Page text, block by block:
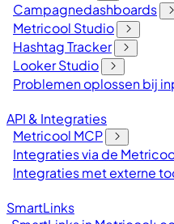
Campagnedashboards
Metricool Studio
Hashtag Tracker
Looker Studio
Problemen oplossen bij
API & Integraties
Metricool MCP
Integraties via de
Integraties met externe
SmartLinks